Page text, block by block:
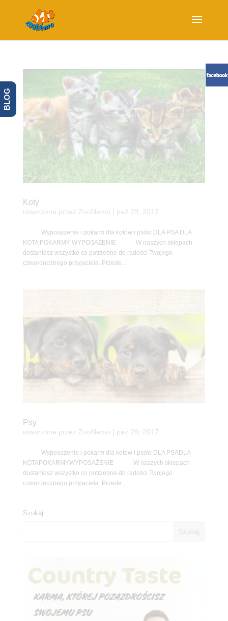
Koty
utworzone przez ZooNemo paź 29, 2017
Wyposażenie i pokarm dla kotów i psów DLA PSA DLA
KOTA POKARMY WYPOSAŻENIE W naszych sklepach
dostaniesz wszystko co potrzebne do radości Twojego
czworonożnego przyjaciela. Przede...
Psy
utworzone przez ZooNemo paź 29, 2017
Wyposażenie i pokarm dla kotów i psów DLA PSADLA
KOTAPOKARMYWYPOSAŻENIE W naszych sklepach
dostaniesz wszystko co potrzebne do radości Twojego
czworonożnego przyjaciela. Przede...
Szukaj
BLOG